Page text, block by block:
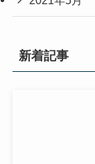
新着記事